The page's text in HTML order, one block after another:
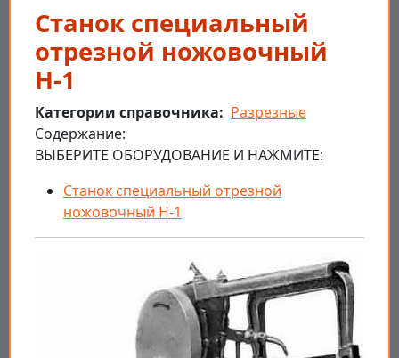
Станок специальный
отрезной ножовочный
Н-1
Категории справочника
Разрезные
Cодержание:
ВЫБЕРИТЕ ОБОРУДОВАНИЕ И НАЖМИТЕ:
Станок специальный отрезной
ножовочный Н-1